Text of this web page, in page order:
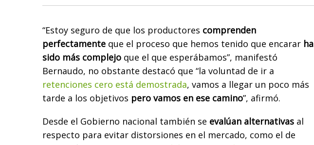
“Estoy seguro de que los productores comprenden
perfectamente que el proceso que hemos tenido que encarar ha
sido más complejo que el que esperábamos”, manifestó
Bernaudo, no obstante destacó que “la voluntad de ir a
retenciones cero está demostrada, vamos a llegar un poco más
tarde a los objetivos pero vamos en ese camino”, afirmó.
Desde el Gobierno nacional también se evalúan alternativas al
respecto para evitar distorsiones en el mercado, como el de